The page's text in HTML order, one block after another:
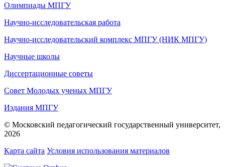
Олимпиады МПГУ
Научно-исследовательская работа
Научно-исследовательский комплекс МПГУ (НИК МПГУ)
Научные школы
Диссертационные советы
Совет Молодых ученых МПГУ
Издания МПГУ
© Московский педагогический государственный университет,
2026
Карта сайта Условия использования материалов